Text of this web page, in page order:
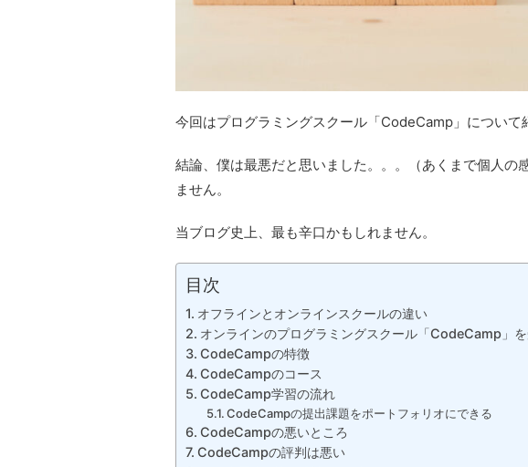
今回はプログラミングスクール「CodeCamp」について
結論、僕は最悪だと思いました。。。（あくまで個人の
ません。
当ブログ史上、最も辛口かもしれません。
目次
オフラインとオンラインスクールの違い
オンラインのプログラミングスクール「CodeCamp」
CodeCampの特徴
CodeCampのコース
CodeCamp学習の流れ
CodeCampの提出課題をポートフォリオにできる
CodeCampの悪いところ
CodeCampの評判は悪い